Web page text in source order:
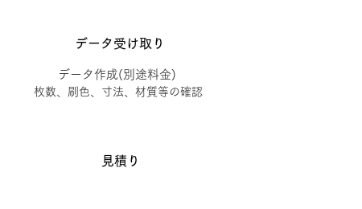
データ受け取り
データ作成(別途料金)
​枚数、刷色、寸法、材質等の確認
見積り